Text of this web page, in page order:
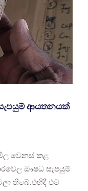
ආයතනයක්
වෙනස් කළ
ඖෂධ සැපයුම්
තිබේ.එහිදී එම